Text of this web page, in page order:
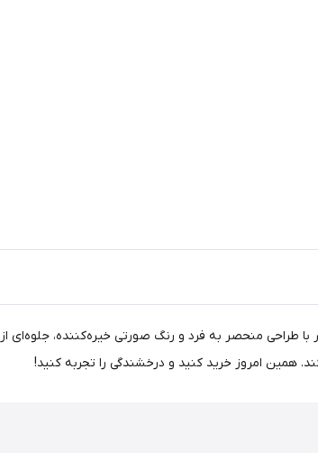
با طراحی منحصر به فرد و رنگ صورتی خیره‌کننده،
همین امروز خرید کنید و درخشندگی را تجربه کنید!